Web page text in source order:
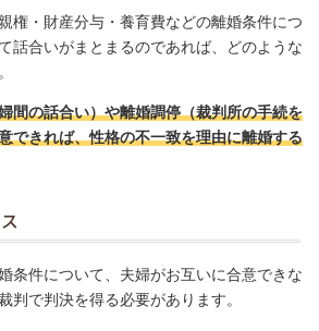
権・財産分与・養育費などの離婚条件につ
話合いがまとまるのであれば、どのような
間の話合い）や離婚調停（裁判所の手続を
できれば、性格の不一致を理由に離婚する
条件について、夫婦がお互いに合意できな
判で判決を得る必要があります。